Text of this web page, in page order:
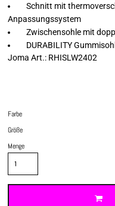
Schnitt mit
Anpassungssystem
Zwischensohle mit
DURABILITY
Joma Art.: RHISLW2402
Farbe
Größe
Menge